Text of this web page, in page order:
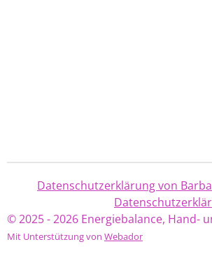
Datenschutzerklärung von
© 2025 - 2026 Energiebalance, Hand-
Mit Unterstützung von Webador